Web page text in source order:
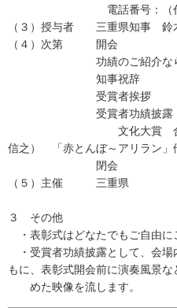
電話番号：（代表）０
（３）授与者 三重県知事 鈴
（４）次第 開会
功績のご紹介ならび
知事祝辞
受賞者挨拶
受賞者功績披露
文化大賞 合唱団「
信之） 「赤とんぼ～アリラン」
閉
（５）主催 三重県
３ その他
・表彰式はどなたでもご自由に
・受賞者功績披露として、会場
もに、表彰式開会前に演奏風景な
めた映像を流します。